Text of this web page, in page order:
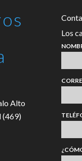
Alto
(469)
Los